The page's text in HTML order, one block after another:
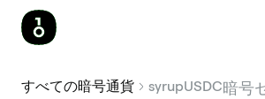
すべての暗号通貨 syrupUSDC暗号